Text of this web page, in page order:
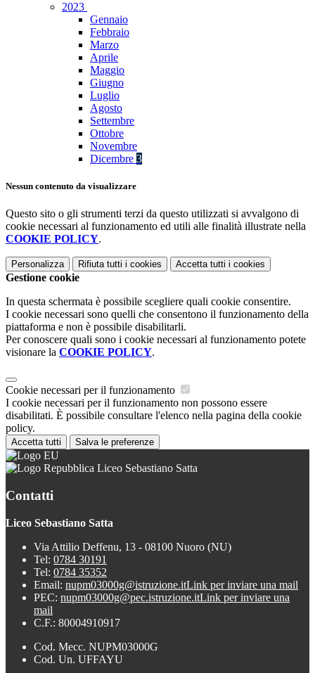
2023
Gennaio
Febbraio
Marzo
Aprile
Maggio
Giugno
Luglio
Agosto
Settembre
Ottobre
Novembre
Dicembre 3
Nessun contenuto da visualizzare
Questo sito o gli strumenti terzi da questo utilizzati si avvalgono di
cookie necessari al funzionamento ed utili alle finalità illustrate nella
COOKIE POLICY.
Personalizza Rifiuta tutti i cookies Accetta tutti i cookies
Gestione cookie
In questa schermata è possibile scegliere quali cookie consentire.
I cookie necessari sono quelli che consentono il funzionamento della
piattaforma e non è possibile disabilitarli.
Per conoscere quali sono i cookie necessari al funzionamento potete
visionare la COOKIE POLICY.
Cookie necessari per il funzionamento
I cookie necessari per il funzionamento non possono essere
disabilitati. È possibile consultare l'elenco nella pagina della cookie
policy.
Accetta tutti Salva le preferenze
Liceo Sebastiano Satta
Contatti
Liceo Sebastiano Satta
Via Attilio Deffenu, 13 - 08100 Nuoro (NU)
Tel: 0784 30191
Tel: 0784 35352
Email: nupm03000g@istruzione.itLink per inviare una mail
PEC: nupm03000g@pec.istruzione.itLink per inviare una
mail
C.F.: 80004910917
Cod. Mecc. NUPM03000G
Cod. Un. UFFAYU